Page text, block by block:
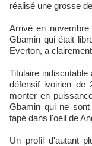
réalisé une grosse
Arrivé en novembre
Gbamin qui était
Everton, a
Titulaire
défensif ivoirien de
monter en
Gbamin qui ne
tapé dans l'oeil de
Un profil d'autant